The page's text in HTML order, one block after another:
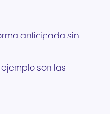
anticipada sin
ejemplo son las